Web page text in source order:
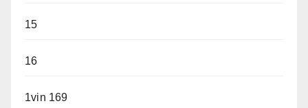
15
16
1vin 169